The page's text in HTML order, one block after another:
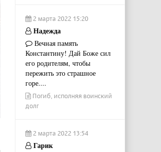
2 марта 2022 15:20
Надежда
Вечная память
Константину! Дай Боже сил
его родителям, чтобы
пережить это страшное
горе....
Погиб, исполняя воинский
долг
2 марта 2022 13:54
Гарик